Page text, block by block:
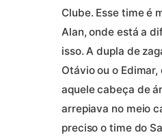
Clube. Esse time é
Alan, onde está a
isso. A dupla de
Otávio ou o
aquele cabeça de
arrepiava no meio
preciso o time do